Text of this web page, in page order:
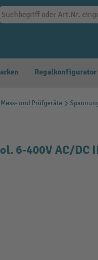
Regalkonfigurator
Mess- und Prüfgeräte
6-400V AC/DC